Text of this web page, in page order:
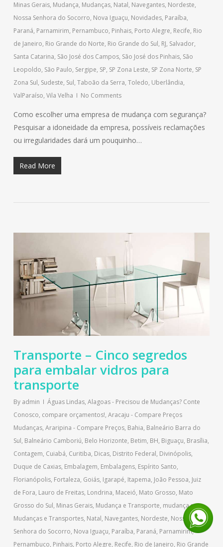
Minas Gerais, Mudança, Mudanças, Natal, Navegantes, Nordeste,
Nossa Senhora do Socorro, Nova Iguaçu, Novidades, Paraíba,
Paraná, Parnamirim, Pernambuco, Pinhais, Porto Alegre, Recife, Rio
de Janeiro, Rio Grande do Norte, Rio Grande do Sul, RJ, Salvador,
Santa Catarina, São José dos Campos, São José dos Pinhais, São
Leopoldo, São Paulo, Sergipe, SP, SP Zona Leste, SP Zona Norte, SP
Zona Sul, Sudeste, Sul, Taboão da Serra, Toledo, Uberlândia,
ValParaíso, Vila Velha No Comments
Como escolher uma empresa de mudança com segurança?
Pesquisar a idoneidade da empresa, possíveis reclamações
ou irregularidades dará um pouquinho…
Read More
Transporte – Cinco segredos
para embalar vidros para
transporte
By admin Águas Lindas, Alagoas - Precisou de Mudanças? Conte
Conosco, compare orçamentos!, Aracaju - Compare Preços
Mudanças, Araripina - Compare Preços, Bahia, Balneário Barra do
Sul, Balneário Camboriú, Belo Horizonte, Betim, BH, Biguaçu, Brasília,
Contagem, Cuiabá, Curitiba, Dicas, Distrito Federal, Divinópolis,
Duque de Caxias, Embalagem, Embalagens, Espírito Santo,
Florianópolis, Fortaleza, Goiás, Igarapé, Itapema, João Pessoa, Juiz
de Fora, Lauro de Freitas, Londrina, Maceió, Mato Grosso, Mato
Grosso do Sul, Minas Gerais, Mudança e Transporte, mudança para,
Mudanças e Transportes, Natal, Navegantes, Nordeste, Nossa
Senhora do Socorro, Nova Iguaçu, Paraíba, Paraná, Parnamirim,
Pernambuco, Pinhais, Porto Alegre, Recife, Rio de Janeiro, Rio Grande